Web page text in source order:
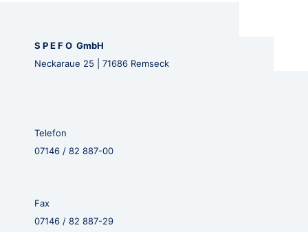
S P E F O GmbH
Neckaraue 25 | 71686 Remseck
Telefon
07146 / 82 887-00
Fax
07146 / 82 887-29